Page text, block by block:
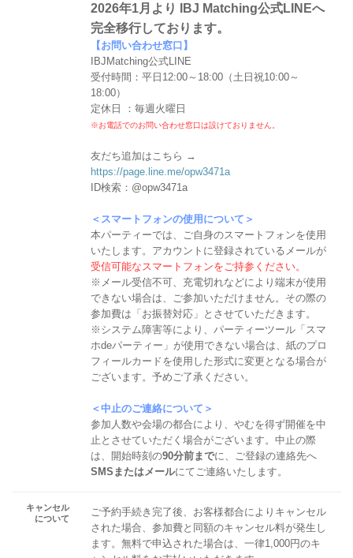
2026年1月より IBJ Matching公式LINEへ
完全移行しております。
【お問い合わせ窓口】
IBJMatching公式LINE
受付時間：平日12:00～18:00（土日祝10:00～
18:00）
定休日 ：毎週火曜日
※お電話でのお問い合わせ窓口は設けておりません。
友だち追加はこちら →
https://page.line.me/opw3471a
ID検索：@opw3471a
＜スマートフォンの使用について＞
本パーティーでは、ご自身のスマートフォンを使用
いたします。アカウントに登録されているメールが
受信可能なスマートフォンをご持参ください。
※メール受信不可、充電切れなどにより端末が使用
できない場合は、ご参加いただけません。その際の
参加費は「お振替対応」とさせていただきます。
※システム障害等により、パーティーツール「スマ
ホdeパーティー」が使用できない場合は、紙のプロ
フィールカードを使用した形式に変更となる場合が
ございます。予めご了承ください。
＜中止のご連絡について＞
参加人数や会場の都合により、やむを得ず開催を中
止とさせていただく場合がございます。中止の際
は、開始時刻の90分前までに、ご登録の連絡先へ
SMSまたはメールにてご連絡いたします。
キャンセル
について
ご予約手続き完了後、お客様都合によりキャンセル
された場合、参加費と同額のキャンセル料が発生し
ます。無料で申込された場合は、一律1,000円のキ